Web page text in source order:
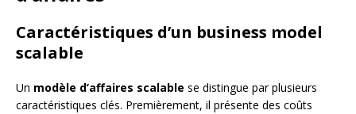
Caractéristiques d’un business model
scalable
Un modèle d’affaires scalable se distingue par plusieurs
caractéristiques clés. Premièrement, il présente des coûts